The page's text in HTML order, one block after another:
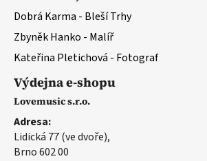
Dobrá Karma - Bleší Trhy
Zbyněk Hanko - Malíř
Kateřina Pletichová - Fotograf
Výdejna e-shopu
Lovemusic s.r.o.
Adresa:
Lidická 77 (ve dvoře),
Brno 602 00